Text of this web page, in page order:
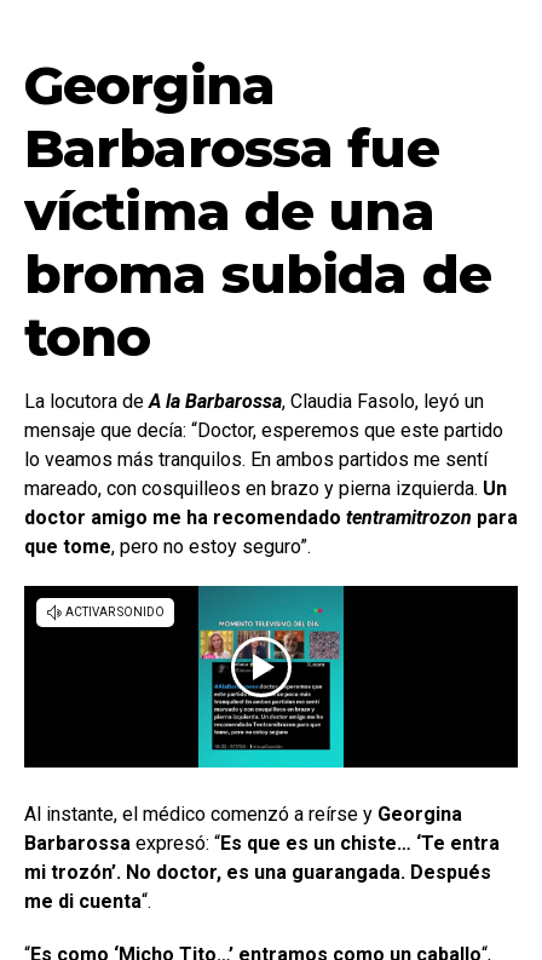
Georgina
Barbarossa fue
víctima de una
broma subida de
tono
La locutora de A la Barbarossa, Claudia Fasolo, leyó un
mensaje que decía: “Doctor, esperemos que este partido
lo veamos más tranquilos. En ambos partidos me sentí
mareado, con cosquilleos en brazo y pierna izquierda. Un
doctor amigo me ha recomendado tentramitrozon para
que tome, pero no estoy seguro”.
Al instante, el médico comenzó a reírse y Georgina
Barbarossa expresó: “Es que es un chiste… ‘Te entra
mi trozón’. No doctor, es una guarangada. Después
me di cuenta“.
“Es como ‘Micho Tito…’ entramos como un caballo“,